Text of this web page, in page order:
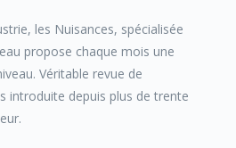
les Nuisances, spécialisée
propose chaque mois une
Véritable revue de
introduite depuis plus de trente